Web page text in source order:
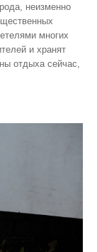
неизменно
многих
и хранят
отдыха сейчас,